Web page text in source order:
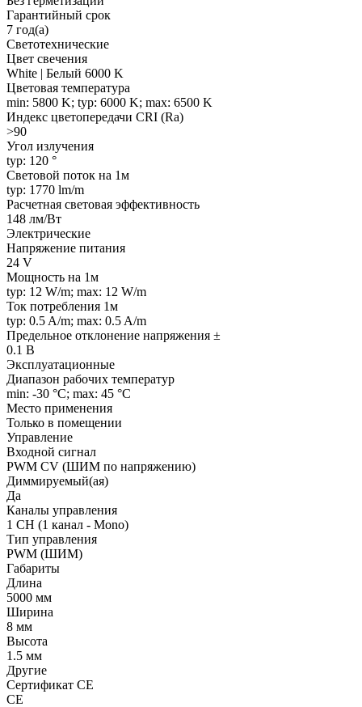
Гарантийный срок
7 год(а)
Светотехнические
Цвет свечения
White | Белый 6000 K
Цветовая температура
min: 5800 K; typ: 6000 K; max: 6500 K
Индекс цветопередачи CRI (Ra)
>90
Угол излучения
typ: 120 °
Световой поток на 1м
typ: 1770 lm/m
Расчетная световая эффективность
148 лм/Вт
Электрические
Напряжение питания
24 V
Мощность на 1м
typ: 12 W/m; max: 12 W/m
Ток потребления 1м
typ: 0.5 A/m; max: 0.5 A/m
Предельное отклонение напряжения ±
0.1 В
Эксплуатационные
Диапазон рабочих температур
min: -30 °C; max: 45 °C
Место применения
Только в помещении
Управление
Входной сигнал
PWM СV (ШИМ по напряжению)
Диммируемый(ая)
Да
Каналы управления
1 CH (1 канал - Mono)
Тип управления
PWM (ШИМ)
Габариты
Длина
5000 мм
Ширина
8 мм
Высота
1.5 мм
Другие
Сертификат CE
CE